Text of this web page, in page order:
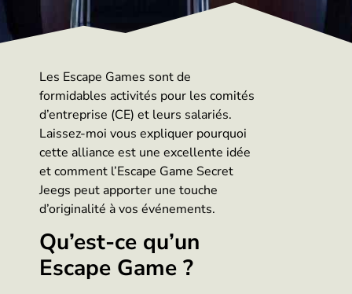
Les Escape Games sont de
formidables activités pour les comités
d’entreprise (CE) et leurs salariés.
Laissez-moi vous expliquer pourquoi
cette alliance est une excellente idée
et comment l’Escape Game Secret
Jeegs peut apporter une touche
d’originalité à vos événements.
Qu’est-ce qu’un
Escape Game ?